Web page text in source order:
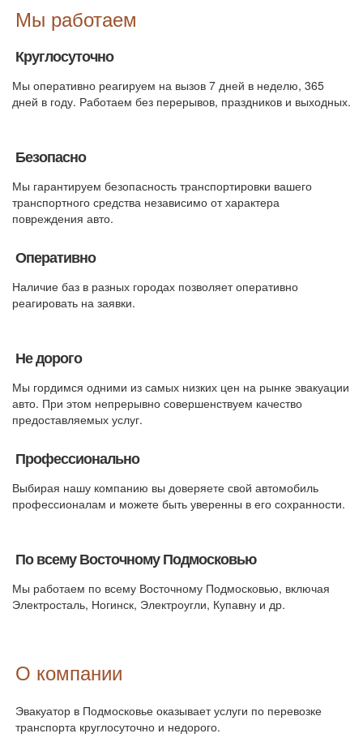
Мы работаем
Круглосуточно
Мы оперативно реагируем на вызов 7 дней в неделю, 365
дней в году. Работаем без перерывов, праздников и выходных.
Безопасно
Мы гарантируем безопасность транспортировки вашего
транспортного средства независимо от характера
повреждения авто.
Оперативно
Наличие баз в разных городах позволяет оперативно
реагировать на заявки.
Не дорого
Мы гордимся одними из самых низких цен на рынке эвакуации
авто. При этом непрерывно совершенствуем качество
предоставляемых услуг.
Профессионально
Выбирая нашу компанию вы доверяете свой автомобиль
профессионалам и можете быть уверенны в его сохранности.
По всему Восточному Подмосковью
Мы работаем по всему Восточному Подмосковью, включая
Электросталь, Ногинск, Электроугли, Купавну и др.
О компании
Эвакуатор в Подмосковье оказывает услуги по перевозке
транспорта круглосуточно и недорого.